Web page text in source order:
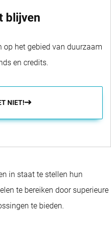
blijven
het gebied van duurzaam
en credits.
NIET!
in staat te stellen hun
te bereiken door superieure
te bieden.